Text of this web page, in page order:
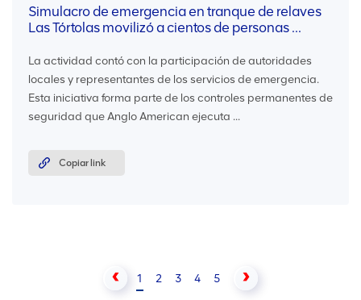
Simulacro de emergencia en tranque de relaves
Las Tórtolas movilizó a cientos de personas ...
La actividad contó con la participación de autoridades
locales y representantes de los servicios de emergencia.
Esta iniciativa forma parte de los controles permanentes de
seguridad que Anglo American ejecuta ...
Copiar link
1 2 3 4 5